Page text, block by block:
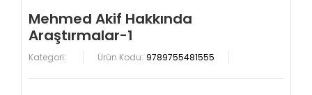
Mehmed Akif Hakkında
Araştırmalar-1
Kategori: Ürün Kodu: 9789755481555